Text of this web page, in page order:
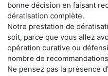
bonne décision en faisant
dératisation complète.
Notre prestation de
soit, parce que vous allez
opération curative ou
nombre de
Ne pensez pas la présence